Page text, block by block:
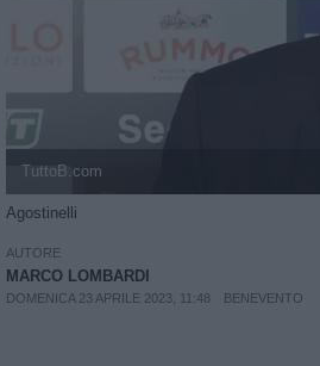
TuttoB.com
Agostinelli
AUTORE
MARCO LOMBARDI
DOMENICA 23 APRILE 2023, 11:48 BENEVENTO